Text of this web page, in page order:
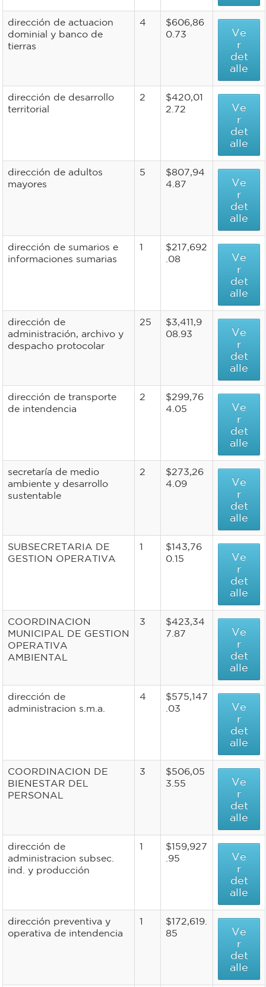
dirección de actuacion
dominial y banco de
tierras
4
$606,86
0.73
Ve
r
det
alle
dirección de desarrollo
territorial
2
$420,01
2.72
Ve
r
det
alle
dirección de adultos
mayores
5
$807,94
4.87
Ve
r
det
alle
dirección de sumarios e
informaciones sumarias
1
$217,692
.08
Ve
r
det
alle
dirección de
administración, archivo y
despacho protocolar
25
$3,411,9
08.93
Ve
r
det
alle
dirección de transporte
de intendencia
2
$299,76
4.05
Ve
r
det
alle
secretaría de medio
ambiente y desarrollo
sustentable
2
$273,26
4.09
Ve
r
det
alle
SUBSECRETARIA DE
GESTION OPERATIVA
1
$143,76
0.15
Ve
r
det
alle
COORDINACION
MUNICIPAL DE GESTION
OPERATIVA
AMBIENTAL
3
$423,34
7.87
Ve
r
det
alle
dirección de
administracion s.m.a.
4
$575,147
.03
Ve
r
det
alle
COORDINACION DE
BIENESTAR DEL
PERSONAL
3
$506,05
3.55
Ve
r
det
alle
dirección de
administracion subsec.
ind. y producción
1
$159,927
.95
Ve
r
det
alle
dirección preventiva y
operativa de intendencia
1
$172,619.
85
Ve
r
det
alle